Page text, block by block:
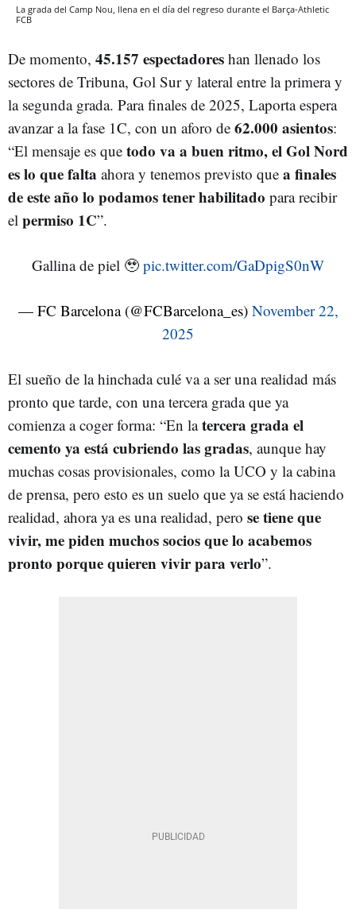
La grada del Camp Nou, llena en el día del regreso durante el Barça-Athletic
FCB
De momento, 45.157 espectadores han llenado los
sectores de Tribuna, Gol Sur y lateral entre la primera y
la segunda grada. Para finales de 2025, Laporta espera
avanzar a la fase 1C, con un aforo de 62.000 asientos:
“El mensaje es que todo va a buen ritmo, el Gol Nord
es lo que falta ahora y tenemos previsto que a finales
de este año lo podamos tener habilitado para recibir
el permiso 1C”.
Gallina de piel 🥹 pic.twitter.com/GaDpigS0nW
— FC Barcelona (@FCBarcelona_es) November 22,
2025
El sueño de la hinchada culé va a ser una realidad más
pronto que tarde, con una tercera grada que ya
comienza a coger forma: “En latercera grada el
cemento ya está cubriendo las gradas, aunque hay
muchas cosas provisionales, como la UCO y la cabina
de prensa, pero esto es un suelo que ya se está haciendo
realidad, ahora ya es una realidad, pero se tiene que
vivir, me piden muchos socios que lo acabemos
pronto porque quieren vivir para verlo”.